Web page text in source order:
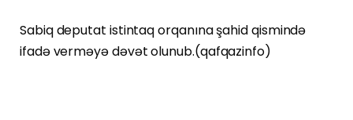
Sabiq deputat istintaq orqanına şahid qismində
ifadə verməyə dəvət olunub.(qafqazinfo)